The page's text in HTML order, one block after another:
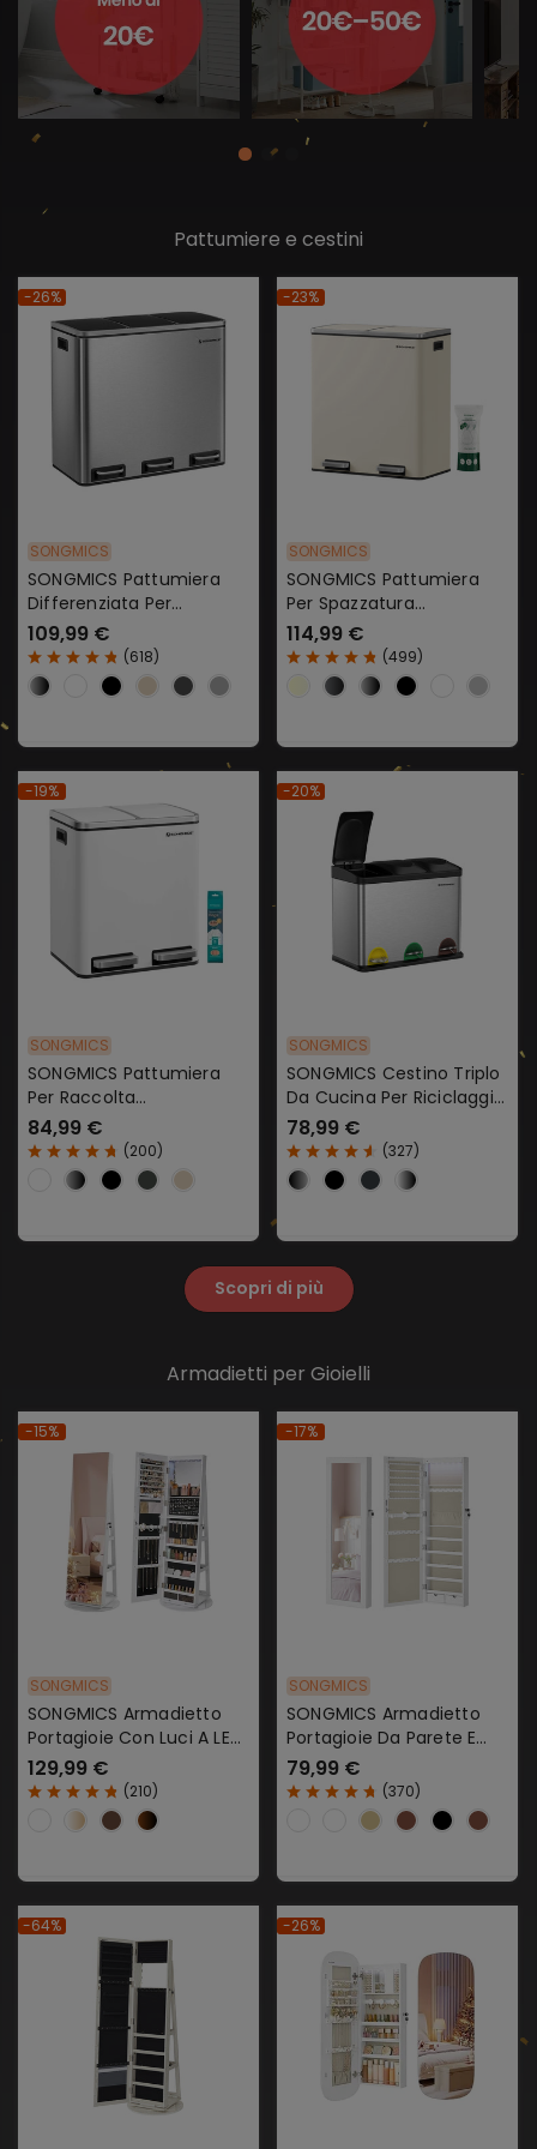
Pattumiere e cestini
-26%
SONGMICS
SONGMICS Pattumiera
Differenziata Per
Riciclaggio Con Coperchi
A Chiusura Morbida
109,99 €
(618)
-23%
SONGMICS
SONGMICS Pattumiera
Per Spazzatura
Differenziata Pedali E
Coperchi A Cerniera
114,99 €
(499)
-19%
SONGMICS
SONGMICS Pattumiera
Per Raccolta
Differenziata
84,99 €
(200)
-20%
SONGMICS
SONGMICS Cestino Triplo
Da Cucina Per Riciclaggio
A Pedale In Metallo
78,99 €
(327)
Scopri di più
Armadietti per Gioielli
-15%
SONGMICS
SONGMICS Armadietto
Portagioie Con Luci A LED
Specchio E Chiusura
129,99 €
(210)
-17%
SONGMICS
SONGMICS Armadietto
Portagioie Da Parete E
Porta Con Chiusura
79,99 €
(370)
-64% -26%